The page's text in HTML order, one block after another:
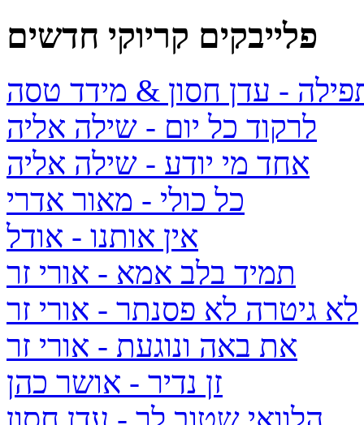
פלייבקים קריוקי חדשים
- עדן חסון & מידד טסה
לרקוד כל יום - שילה אליה
אחד מי יודע - שילה אליה
כל כולי - מאור אדרי
אין אותנו - אודל
תמיד בלב אמא - אורי זר
לא גיטרה לא פסנתר - אורי זר
את באה ונוגעת - אורי זר
זן נדיר - אושר כהן